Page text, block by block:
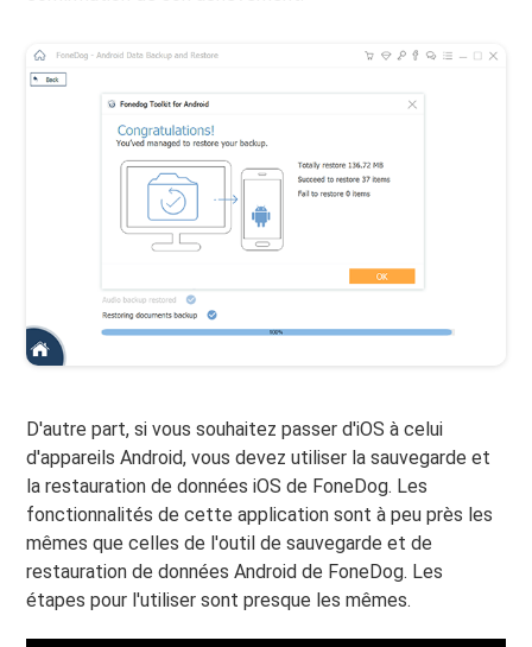
D'autre part, si vous souhaitez passer d'iOS à celui
d'appareils Android, vous devez utiliser la sauvegarde et
la restauration de données iOS de FoneDog. Les
fonctionnalités de cette application sont à peu près les
mêmes que celles de l'outil de sauvegarde et de
restauration de données Android de FoneDog. Les
étapes pour l'utiliser sont presque les mêmes.